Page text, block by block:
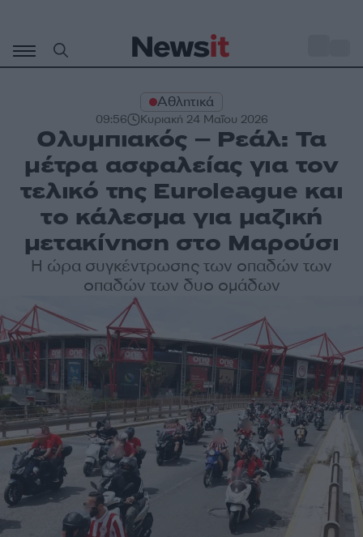
περιεχόμενο
Αθλητικά
09:56 Κυριακή 24 Μαΐου 2026
Ολυμπιακός – Ρεάλ: Τα
μέτρα ασφαλείας για τον
τελικό της Euroleague και
το κάλεσμα για μαζική
μετακίνηση στο Μαρούσι
Η ώρα συγκέντρωσης των οπαδών των
οπαδών των δυο ομάδων